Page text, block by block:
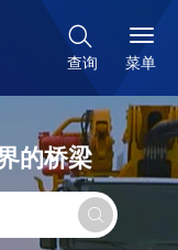

查询 菜单
的桥梁
